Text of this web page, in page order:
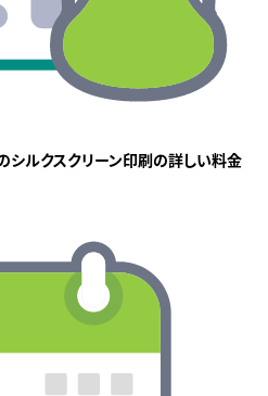
シルクスクリーン印刷の詳しい料金